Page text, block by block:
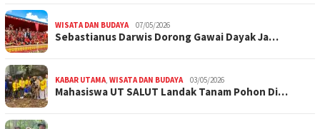
WISATA DAN BUDAYA 07/05/2026
Sebastianus Darwis Dorong Gawai Dayak Ja…
KABAR UTAMA, WISATA DAN BUDAYA 03/05/2026
Mahasiswa UT SALUT Landak Tanam Pohon Di…